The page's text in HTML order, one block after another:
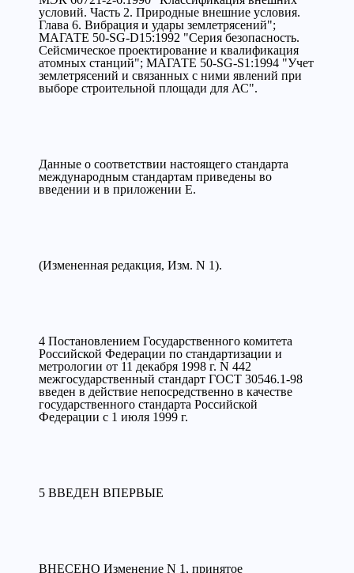
условий. Часть 2. Природные внешние условия.
Глава 6. Вибрация и удары землетрясений";
МАГАТЕ 50-SG-D15:1992 "Серия безопасность.
Сейсмическое проектирование и квалификация
атомных станций"; МАГАТЕ 50-SG-S1:1994 "Учет
землетрясений и связанных с ними явлений при
выборе строительной площади для АС".
Данные о соответствии настоящего стандарта
международным стандартам приведены во
введении и в приложении Е.
(Измененная редакция, Изм. N 1).
4 Постановлением Государственного комитета
Российской Федерации по стандартизации и
метрологии от 11 декабря 1998 г. N 442
межгосударственный стандарт ГОСТ 30546.1-98
введен в действие непосредственно в качестве
государственного стандарта Российской
Федерации с 1 июля 1999 г.
5 ВВЕДЕН ВПЕРВЫЕ
ВНЕСЕНО Изменение N 1, принятое